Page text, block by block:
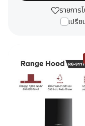
รายการ
เปรีย